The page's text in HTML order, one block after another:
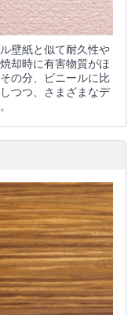
壁紙と似て耐久性や
却時に有害物質がほ
の分、ビニールに比
つつ、さまざまなデ